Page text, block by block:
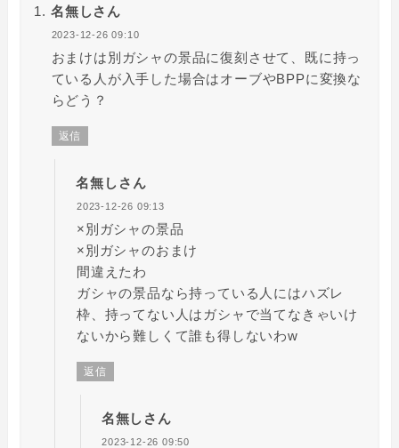
名無しさん
2023-12-26 09:10
おまけは別ガシャの景品に復刻させて、既に持っ
ている人が入手した場合はオーブやBPPに変換な
らどう？
返信
名無しさん
2023-12-26 09:13
×別ガシャの景品
×別ガシャのおまけ
間違えたわ
ガシャの景品なら持っている人にはハズレ
枠、持ってない人はガシャで当てなきゃいけ
ないから難しくて誰も得しないわw
返信
名無しさん
2023-12-26 09:50